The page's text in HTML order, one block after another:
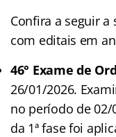
Confira a seguir a
com editais em
46° Exame de
26/01/2026.
no período de 02/
da 1ª fase foi